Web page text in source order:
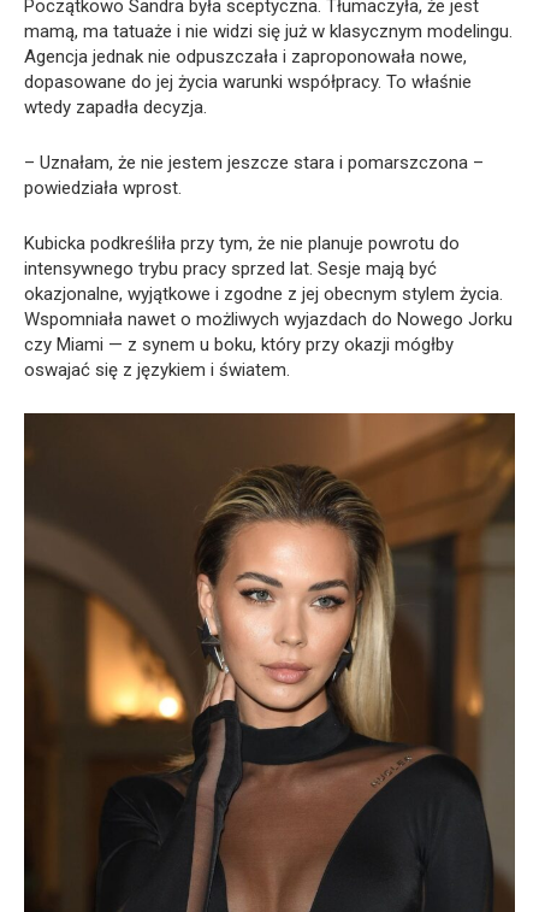
Początkowo Sandra była sceptyczna. Tłumaczyła, że jest
mamą, ma tatuaże i nie widzi się już w klasycznym modelingu.
Agencja jednak nie odpuszczała i zaproponowała nowe,
dopasowane do jej życia warunki współpracy. To właśnie
wtedy zapadła decyzja.
– Uznałam, że nie jestem jeszcze stara i pomarszczona –
powiedziała wprost.
Kubicka podkreśliła przy tym, że nie planuje powrotu do
intensywnego trybu pracy sprzed lat. Sesje mają być
okazjonalne, wyjątkowe i zgodne z jej obecnym stylem życia.
Wspomniała nawet o możliwych wyjazdach do Nowego Jorku
czy Miami — z synem u boku, który przy okazji mógłby
oswajać się z językiem i światem.